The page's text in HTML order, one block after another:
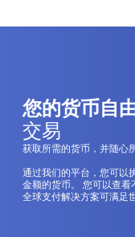
您的货币自
交易
获取所需的货币，并随心
通过我们的平台，您可以
金额的货币。 您可以查
全球支付解决方案可满足